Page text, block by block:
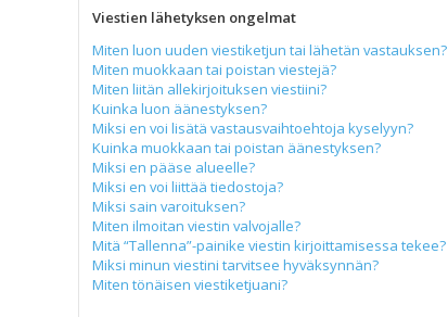
Viestien lähetyksen ongelmat
Miten luon uuden viestiketjun tai lähetän vastauksen?
Miten muokkaan tai poistan viestejä?
Miten liitän allekirjoituksen viestiini?
Kuinka luon äänestyksen?
Miksi en voi lisätä vastausvaihtoehtoja kyselyyn?
Kuinka muokkaan tai poistan äänestyksen?
Miksi en pääse alueelle?
Miksi en voi liittää tiedostoja?
Miksi sain varoituksen?
Miten ilmoitan viestin valvojalle?
Mitä “Tallenna”-painike viestin kirjoittamisessa tekee?
Miksi minun viestini tarvitsee hyväksynnän?
Miten tönäisen viestiketjuani?